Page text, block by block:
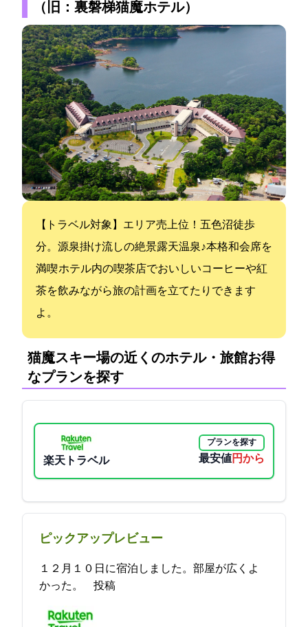
（旧：裏磐梯猫魔ホテル）
【GoToトラベル対象】エリア売上1位！五色沼徒歩3
分。源泉掛け流しの絶景露天温泉♪本格和会席を
満喫 ホテル内の喫茶店でおいしいコーヒーや紅
茶を飲みながら旅の計画を立てたりできます
よ。
猫魔スキー場の近くのホテル・旅館:お得
なプランを探す
楽天トラベル
プランを探す
最安値7300円から
ピックアップレビュー
１２月１０日に宿泊しました。部屋が広くよ
かった。 2021-12-15 19:39:59投稿